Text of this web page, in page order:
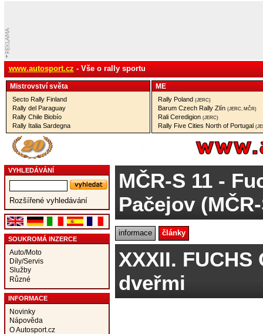
www.autosport.cz - Vše o rally sportu
Mistrovství­ světa
Secto Rally Finland
Rally del Paraguay
Rally Chile Biobío
Rally Italia Sardegna
ME
Rally Poland (JERC)
Barum Czech Rally Zlín (JERC, MČR)
Rali Ceredigion (JERC)
Rally Five Cities North of Portugal
VYHLEDÁVÁNÍ
Rozšířené vyhledávání
SOUKROMÁ INZERCE
Auto/Moto
Díly/Servis
Služby
Různé
INFORMACE
Novinky
Nápověda
O Autosport.cz
MČR-S 11-
Pačejov
informace články
XXXII.
dveřmi